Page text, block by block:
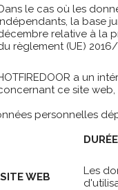
le cas où les
la base
relative à la
règlement (UE)
a un
ce site
personnelles
WEB
Les